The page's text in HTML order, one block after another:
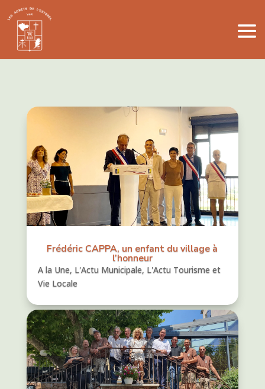
Frédéric CAPPA, un enfant du village à
l’honneur
A la Une, L'Actu Municipale, L'Actu Tourisme et
Vie Locale